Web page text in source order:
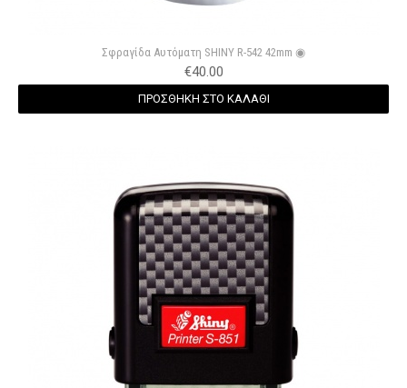
Σφραγίδα Αυτόματη SHINY R-542 42mm ◉
€40.00
ΠΡΟΣΘΗΚΗ ΣΤΟ ΚΑΛΑΘΙ